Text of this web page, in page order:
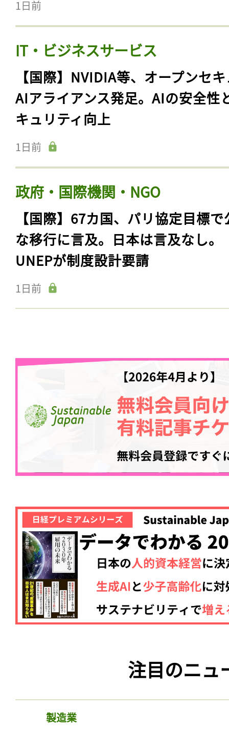
1日前
IT・ビジネスサービス
【国際】NVIDIA等、オープンセ
AIアライアンス発足。AIの安全性
キュリティ向上
1日前
政府・国際機関・NGO
【国際】67カ国、パリ協定目標で
な移行に言及。日本は言及なし。
UNEPが制度設計要請
1日前
注目のニュ
製造業
記事をお気に入りに
ログイン